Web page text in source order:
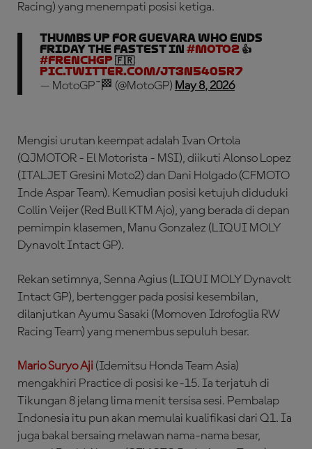
Racing) yang menempati posisi ketiga.
Thumbs up for Guevara who ends
Friday the fastest in #Moto2 👍
#FrenchGP 🇫🇷
pic.twitter.com/JT3N5405r7
— MotoGP™🏁 (@MotoGP) May 8, 2026
Mengisi urutan keempat adalah Ivan Ortola
(QJMOTOR - El Motorista - MSI), diikuti Alonso Lopez
(ITALJET Gresini Moto2) dan Dani Holgado (CFMOTO
Inde Aspar Team). Kemudian posisi ketujuh diduduki
Collin Veijer (Red Bull KTM Ajo), yang berada di depan
pemimpin klasemen, Manu Gonzalez (LIQUI MOLY
Dynavolt Intact GP).
Rekan setimnya, Senna Agius (LIQUI MOLY Dynavolt
Intact GP), bertengger pada posisi kesembilan,
dilanjutkan Ayumu Sasaki (Momoven Idrofoglia RW
Racing Team) yang menembus sepuluh besar.
Mario Suryo Aji (Idemitsu Honda Team Asia)
mengakhiri Practice di posisi ke-15. Ia terjatuh di
Tikungan 8 jelang lima menit tersisa sesi. Pembalap
Indonesia itu pun akan memulai kualifikasi dari Q1. Ia
juga bakal bersaing melawan nama-nama besar,